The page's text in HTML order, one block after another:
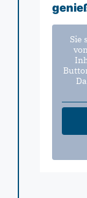
Sie